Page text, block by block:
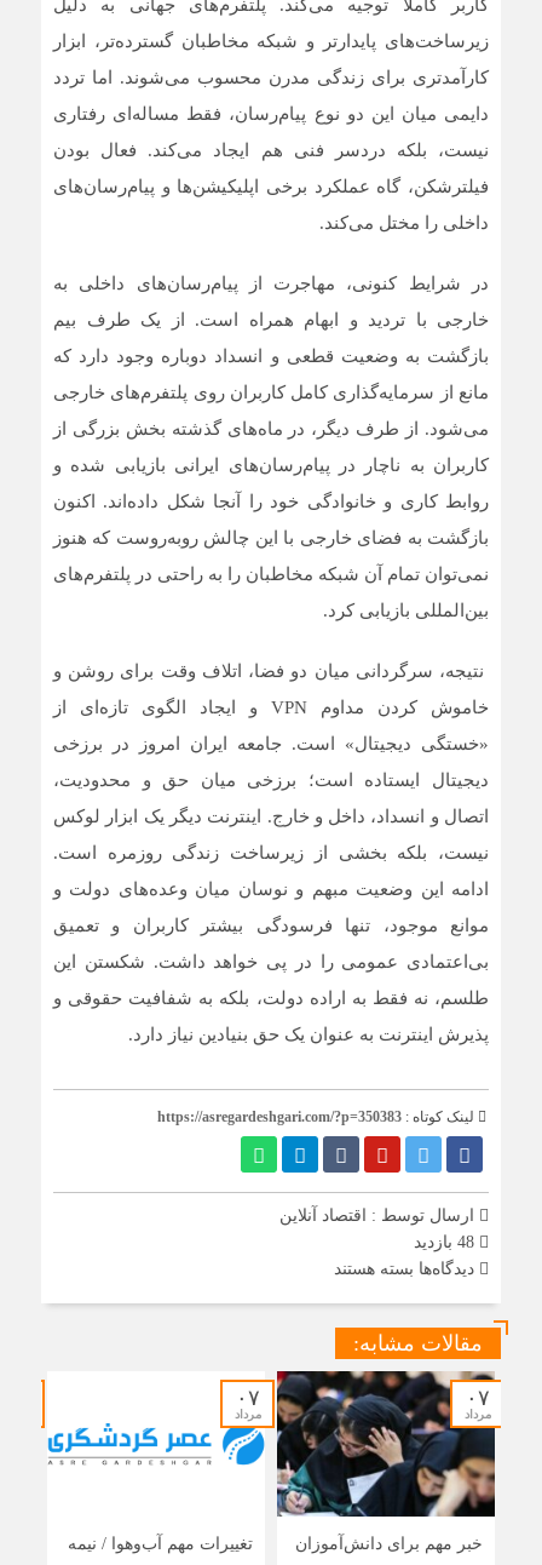
کاربر کاملا توجیه می‌کند. پلتفرم‌های جهانی به دلیل
زیرساخت‌های پایدارتر و شبکه مخاطبان گسترده‌تر، ابزار
کارآمدتری برای زندگی مدرن محسوب می‌شوند. اما تردد
دایمی میان این دو نوع پیام‌رسان، فقط مساله‌ای رفتاری
نیست، بلکه دردسر فنی هم ایجاد می‌کند. فعال بودن
فیلترشکن، گاه عملکرد برخی اپلیکیشن‌ها و پیام‌رسان‌های
داخلی را مختل می‌کند.
در شرایط کنونی، مهاجرت از پیام‌رسان‌های داخلی به
خارجی با تردید و ابهام همراه است. از یک طرف بیم
بازگشت به وضعیت قطعی و انسداد دوباره وجود دارد که
مانع از سرمایه‌گذاری کامل کاربران روی پلتفرم‌های خارجی
می‌شود. از طرف دیگر، در ماه‌های گذشته بخش بزرگی از
کاربران به ناچار در پیام‌رسان‌های ایرانی بازیابی شده و
روابط کاری و خانوادگی خود را آنجا شکل داده‌اند. اکنون
بازگشت به فضای خارجی با این چالش روبه‌روست که هنوز
نمی‌توان تمام آن شبکه مخاطبان را به راحتی در پلتفرم‌های
بین‌المللی بازیابی کرد.
نتیجه، سرگردانی میان دو فضا، اتلاف وقت برای روشن و
خاموش کردن مداوم VPN و ایجاد الگوی تازه‌ای از
«خستگی دیجیتال» است. جامعه ایران امروز در برزخی
دیجیتال ایستاده است؛ برزخی میان حق و محدودیت،
اتصال و انسداد، داخل و خارج. اینترنت دیگر یک ابزار لوکس
نیست، بلکه بخشی از زیرساخت زندگی روزمره است.
ادامه این وضعیت مبهم و نوسان میان وعده‌های دولت و
موانع موجود، تنها فرسودگی بیشتر کاربران و تعمیق
بی‌اعتمادی عمومی را در پی خواهد داشت. شکستن این
طلسم، نه فقط به اراده دولت، بلکه به شفافیت حقوقی و
پذیرش اینترنت به عنوان یک حق بنیادین نیاز دارد.
لینک کوتاه : https://asregardeshgari.com/?p=350383
ارسال توسط :
اقتصاد آنلاین
دیدگاه‌ها برای
در
مهاجرت
از
پیام‌رسان‌های
داخلی
به
خارجی
/
بیم
بازگشت
به
وضعیت
قطعی
بسته هستند
مقالات مشابه:
۰۷
مرداد
خبر مهم برای دانش‌آموزان
۰۷
مرداد
تغییرات مهم آب‌وهوا / نیمه